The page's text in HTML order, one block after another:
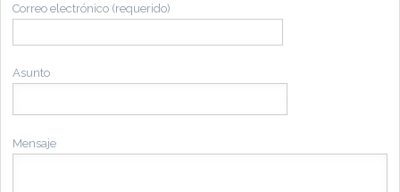
Correo electrónico (requerido)
Asunto
Mensaje